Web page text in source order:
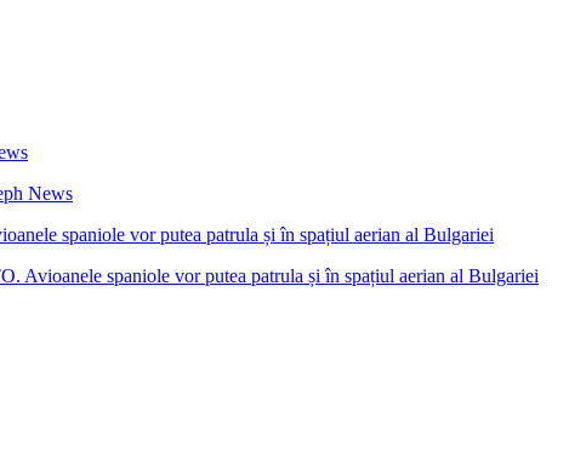
News
Avioanele spaniole vor putea patrula și în spațiul aerian al Bulgariei